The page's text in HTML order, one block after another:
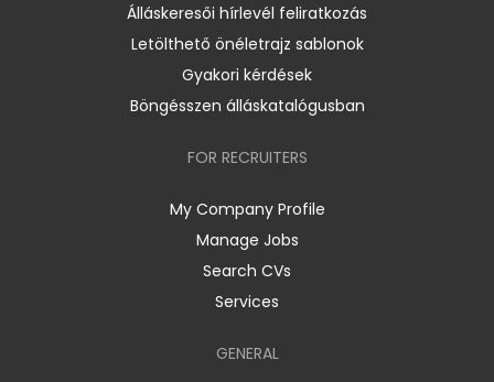
Álláskeresői hírlevél feliratkozás
Letölthető önéletrajz sablonok
Gyakori kérdések
Böngésszen álláskatalógusban
FOR RECRUITERS
My Company Profile
Manage Jobs
Search CVs
Services
GENERAL